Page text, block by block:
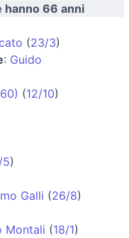
hanno 66 anni
(23/3)
: Guido
(12/10)
5)
Galli (26/8)
Montali (18/1)